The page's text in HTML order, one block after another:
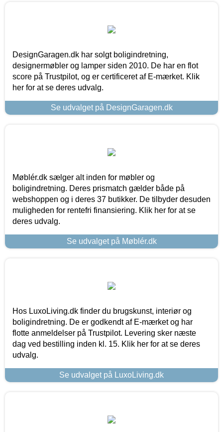
DesignGaragen.dk har solgt boligindretning,
designermøbler og lamper siden 2010. De har en flot
score på Trustpilot, og er certificeret af E-mærket. Klik
her for at se deres udvalg.
Se udvalget på DesignGaragen.dk
Møblér.dk sælger alt inden for møbler og
boligindretning. Deres prismatch gælder både på
webshoppen og i deres 37 butikker. De tilbyder desuden
muligheden for rentefri finansiering. Klik her for at se
deres udvalg.
Se udvalget på Møblér.dk
Hos LuxoLiving.dk finder du brugskunst, interiør og
boligindretning. De er godkendt af E-mærket og har
flotte anmeldelser på Trustpilot. Levering sker næste
dag ved bestilling inden kl. 15. Klik her for at se deres
udvalg.
Se udvalget på LuxoLiving.dk